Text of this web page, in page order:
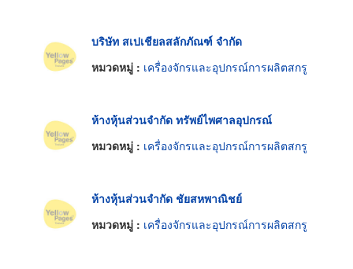
บริษัท สเปเชียลสลักภัณฑ์ จำกัด
หมวดหมู่ : เครื่องจักรและอุปกรณ์การผลิตสกรู
ห้างหุ้นส่วนจำกัด ทรัพย์ไพศาลอุปกรณ์
หมวดหมู่ : เครื่องจักรและอุปกรณ์การผลิตสกรู
ห้างหุ้นส่วนจำกัด ชัยสหพาณิชย์
หมวดหมู่ : เครื่องจักรและอุปกรณ์การผลิตสกรู